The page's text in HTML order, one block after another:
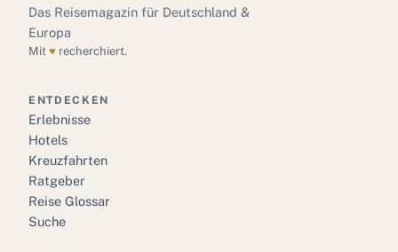
Das Reisemagazin für Deutschland &
Europa
Mit ♥ recherchiert.
ENTDECKEN
Erlebnisse
Hotels
Kreuzfahrten
Ratgeber
Reise Glossar
Suche